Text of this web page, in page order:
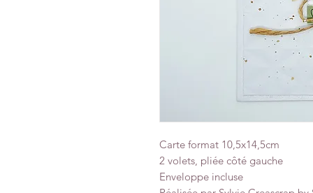
Carte format 10,5x14,5cm
2 volets, pliée côté gauche
Enveloppe incluse